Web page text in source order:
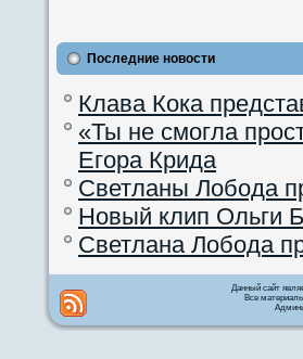
Последние новости
Клава Кока
«Ты не смогла
Егора Крида
Светланы Лобода
Новый клип Ольги
Светлана Лобода
Данный сайт
Все